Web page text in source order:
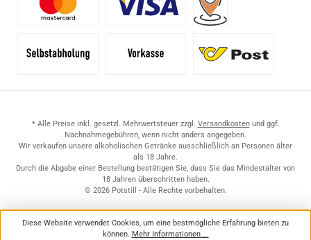
* Alle Preise inkl. gesetzl. Mehrwertsteuer zzgl. Versandkostenund ggf.
Nachnahmegebühren, wenn nicht anders angegeben.
Wir verkaufen unsere alkoholischen Getränke ausschließlich an Personen älter
als 18 Jahre.
Durch die Abgabe einer Bestellung bestätigen Sie, dass Sie das Mindestalter von
18 Jahren überschritten haben.
© 2026 Potstill - Alle Rechte vorbehalten.
Diese Website verwendet Cookies, um eine bestmögliche Erfahrung bieten zu
können. Mehr Informationen ...